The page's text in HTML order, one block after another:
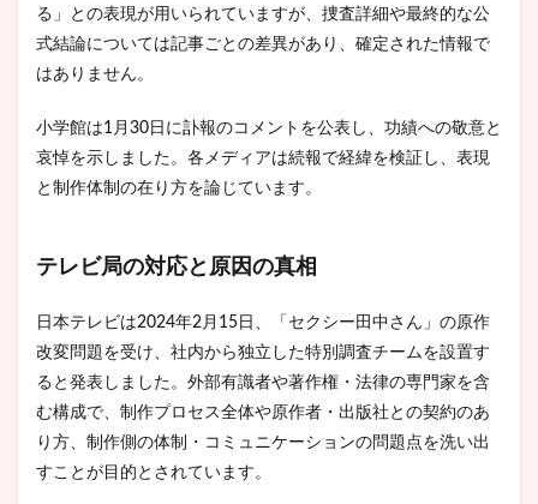
る」との表現が用いられていますが、捜査詳細や最終的な公
式結論については記事ごとの差異があり、確定された情報で
はありません。
小学館は1月30日に訃報のコメントを公表し、功績への敬意と
哀悼を示しました。各メディアは続報で経緯を検証し、表現
と制作体制の在り方を論じています。
テレビ局の対応と原因の真相
日本テレビは2024年2月15日、「セクシー田中さん」の原作
改変問題を受け、社内から独立した特別調査チームを設置す
ると発表しました。外部有識者や著作権・法律の専門家を含
む構成で、制作プロセス全体や原作者・出版社との契約のあ
り方、制作側の体制・コミュニケーションの問題点を洗い出
すことが目的とされています。